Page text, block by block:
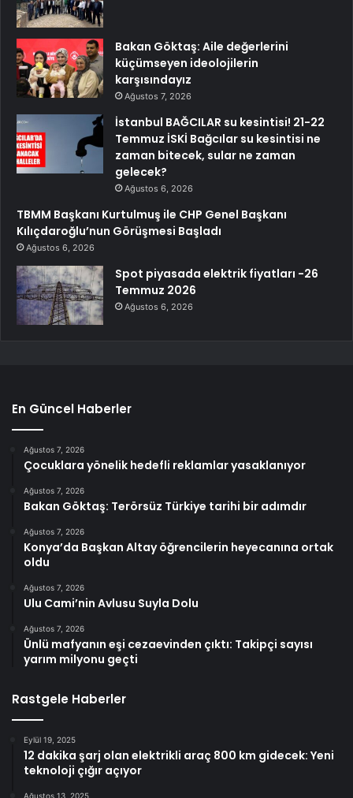
Bakan Göktaş: Aile değerlerini
küçümseyen ideolojilerin
karşısındayız
Ağustos 7, 2026
İstanbul BAĞCILAR su kesintisi! 21-22
Temmuz İSKİ Bağcılar su kesintisi ne
zaman bitecek, sular ne zaman
gelecek?
Ağustos 6, 2026
TBMM Başkanı Kurtulmuş ile CHP Genel Başkanı
Kılıçdaroğlu’nun Görüşmesi Başladı
Ağustos 6, 2026
Spot piyasada elektrik fiyatları -26
Temmuz 2026
Ağustos 6, 2026
En Güncel Haberler
Ağustos 7, 2026
Çocuklara yönelik hedefli reklamlar yasaklanıyor
Ağustos 7, 2026
Bakan Göktaş: Terörsüz Türkiye tarihi bir adımdır
Ağustos 7, 2026
Konya’da Başkan Altay öğrencilerin heyecanına ortak
oldu
Ağustos 7, 2026
Ulu Cami’nin Avlusu Suyla Dolu
Ağustos 7, 2026
Ünlü mafyanın eşi cezaevinden çıktı: Takipçi sayısı
yarım milyonu geçti
Rastgele Haberler
Eylül 19, 2025
12 dakika şarj olan elektrikli araç 800 km gidecek: Yeni
teknoloji çığır açıyor
Ağustos 13, 2025